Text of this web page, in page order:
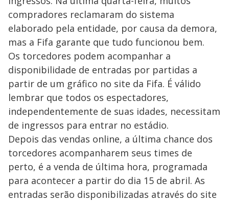
compradores reclamaram do sistema
elaborado pela entidade, por causa da demora,
mas a Fifa garante que tudo funcionou bem.
Os torcedores podem acompanhar a
disponibilidade de entradas por partidas a
partir de um gráfico no site da Fifa. É válido
lembrar que todos os espectadores,
independentemente de suas idades, necessitam
de ingressos para entrar no estádio.
Depois das vendas online, a última chance dos
torcedores acompanharem seus times de
perto, é a venda de última hora, programada
para acontecer a partir do dia 15 de abril. As
entradas serão disponibilizadas através do site